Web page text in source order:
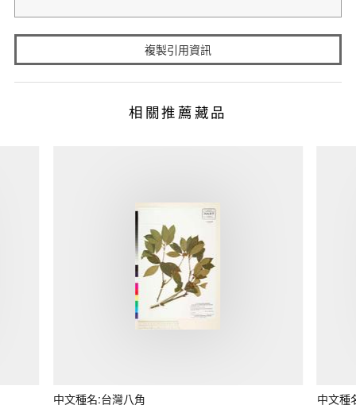
複製引用資訊
相關推薦藏品
中文種名:台灣八角 中文種